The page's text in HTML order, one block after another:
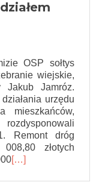
OSP sołtys
wiejskie,
Jakub Jamróz.
urzędu
mieszkańców,
Remont dróg
złotych
[…]